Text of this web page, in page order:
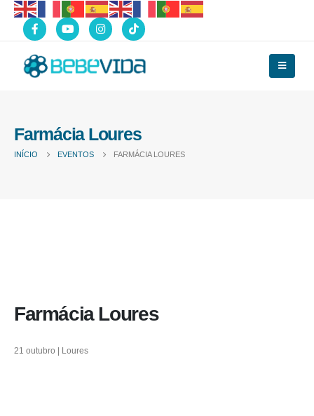
Farmácia Loures
INÍCIO EVENTOS FARMÁCIA LOURES
Farmácia Loures
21 outubro | Loures